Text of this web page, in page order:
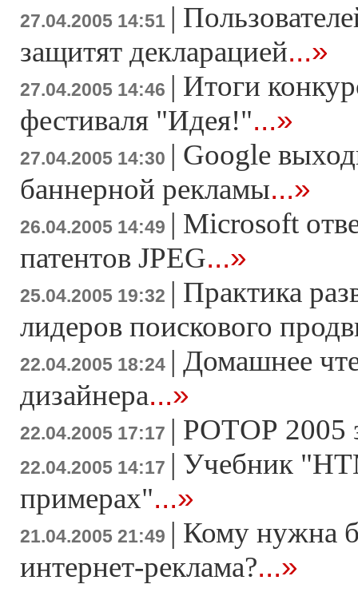
27.04.2005 14:51 |
защитят декларацией...»
27.04.2005 14:46 | Итоги
фестиваля "Идея!"...»
27.04.2005 14:30 | Google
баннерной рекламы...»
26.04.2005 14:49 | Microsoft
патентов JPEG...»
25.04.2005 19:32 | Практика
лидеров поискового
22.04.2005 18:24 | Домашнее
дизайнера...»
22.04.2005 17:17 | РОТОР 2005
22.04.2005 14:17 | Учебник
примерах"...»
21.04.2005 21:49 | Кому нужна
интернет-реклама?...»